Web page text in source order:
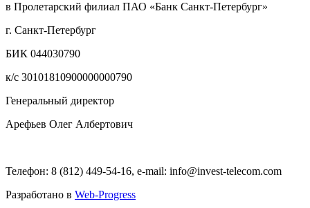
в Пролетарский филиал ПАО «Банк Санкт-Петербург»
г. Санкт-Петербург
БИК 044030790
к/с 30101810900000000790
Генеральный директор
Арефьев Олег Албертович
Телефон: 8 (812) 449-54-16, e-mail: info@invest-telecom.com
Разработано в Web-Progress